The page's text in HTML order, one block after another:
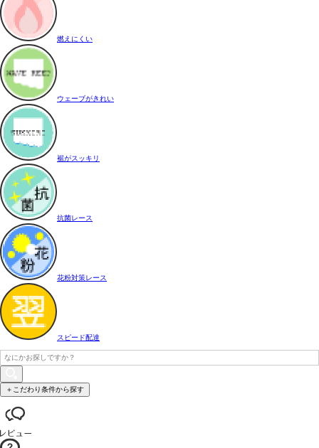
燃えにくい
ウェーブがきれい
裾がスッキリ
抗菌レース
花粉対策レース
スピード配達
＋こだわり条件から探す